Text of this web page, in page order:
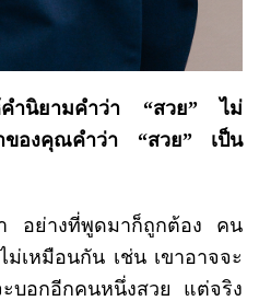
ำนิยามคำว่า “สวย” ไม่
ของคุณคำว่า “สวย” เป็น
า อย่างที่พูดมาก็ถูกต้อง คน
เหมือนกัน เช่น เขาอาจจะ
บอกอีกคนหนึ่งสวย แต่จริง